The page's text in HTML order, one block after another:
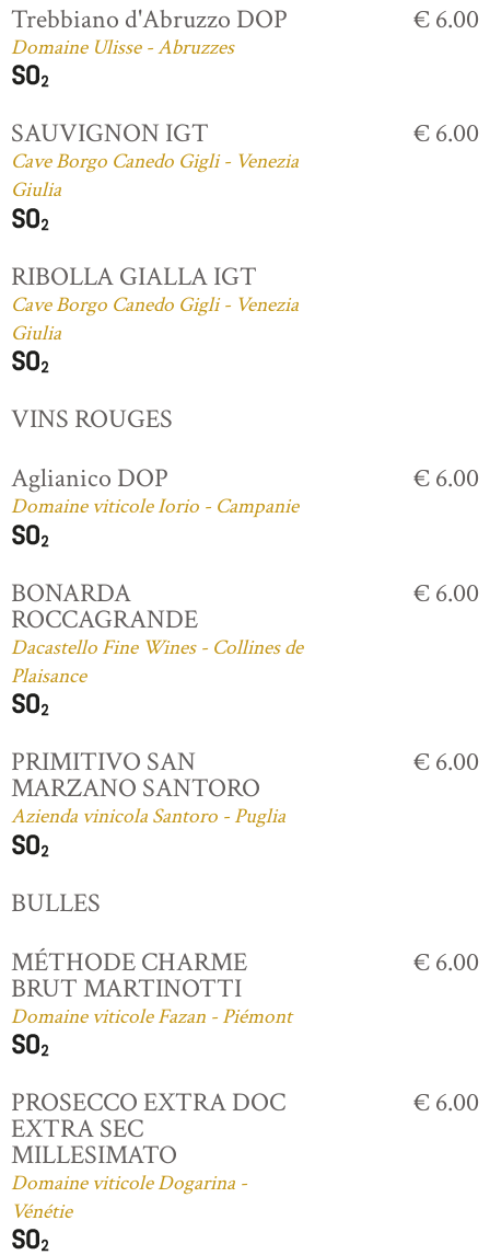
Trebbiano d'Abruzzo DOP
Domaine Ulisse - Abruzzes
€ 6.00
SAUVIGNON IGT
Cave Borgo Canedo Gigli - Venezia
Giulia
€ 6.00
RIBOLLA GIALLA IGT
Cave Borgo Canedo Gigli - Venezia
Giulia
VINS ROUGES
Aglianico DOP
Domaine viticole Iorio - Campanie
€ 6.00
BONARDA
ROCCAGRANDE
Dacastello Fine Wines - Collines de
Plaisance
€ 6.00
PRIMITIVO SAN
MARZANO SANTORO
Azienda vinicola Santoro - Puglia
€ 6.00
BULLES
MÉTHODE CHARME
BRUT MARTINOTTI
Domaine viticole Fazan - Piémont
€ 6.00
PROSECCO EXTRA DOC
EXTRA SEC
MILLESIMATO
Domaine viticole Dogarina -
Vénétie
€ 6.00